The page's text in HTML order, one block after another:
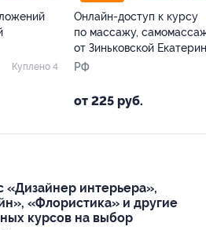
Куплено 4
Онлайн-доступ к курсу
по массажу,
от Зиньковской
РФ
от 225 руб.
интерьера»,
«Флористика» и другие
курсов на выбор